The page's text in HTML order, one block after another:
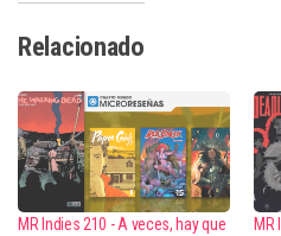
Relacionado
MR Indies 210 - A veces, hay que
MR